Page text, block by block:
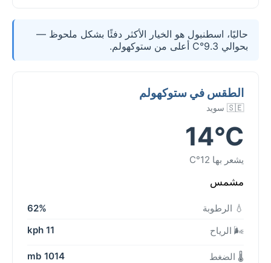
حاليًا، اسطنبول هو الخيار الأكثر دفئًا بشكل ملحوظ —
بحوالي 9.3°C أعلى من ستوكهولم.
الطقس في ستوكهولم
🇸🇪 سويد
14°C
يشعر بها 12°C
مشمس
💧 الرطوبة
62%
🌬️ الرياح
11 kph
🌡️ الضغط 1014 mb